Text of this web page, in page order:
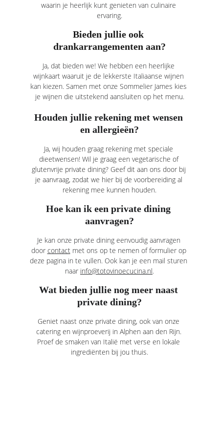
Hoe kan ik een private dining
aanvragen?
Je kan onze private dining eenvoudig aanvragen
door contact met ons op te nemen of formulier op
deze pagina in te vullen. Ook kan je een mail sturen
naar info@totovinoecucina.nl.
Houden jullie rekening met wensen
en allergieën?
Ja, wij houden graag rekening met speciale
dieetwensen! Wil je graag een vegetarische of
glutenvrije private dining? Geef dit aan ons door bij
je aanvraag, zodat we hier bij de voorbereiding al
rekening mee kunnen houden.
Bieden jullie ook
drankarrangementen aan?
Ja, dat bieden we! We hebben een heerlijke
wijnkaart waaruit je de lekkerste Italiaanse wijnen
kan kiezen. Samen met onze Sommelier James kies
je wijnen die uitstekend aansluiten op het menu.
Wat bieden jullie nog meer naast
private dining?
Geniet naast onze private dining, ook van onze
catering en wijnproeverij in Alphen aan den Rijn.
Proef de smaken van Italië met verse en lokale
ingrediënten bij jou thuis.
waarin je heerlijk kunt genieten van culinaire
ervaring.